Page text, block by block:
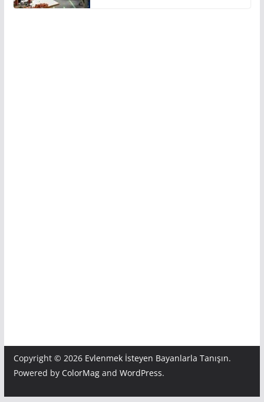
Copyright © 2026 Evlenmek İsteyen Bayanlarla Tanışın.
Powered by ColorMagand WordPress.